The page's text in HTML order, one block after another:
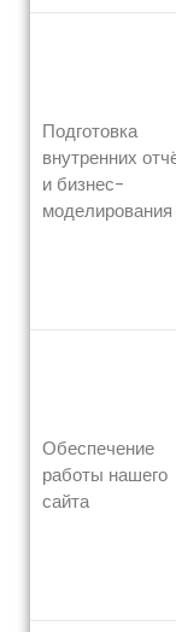
Подготовка
внутренних
и бизнес-
моделирования
Обеспечение
работы нашего
сайта